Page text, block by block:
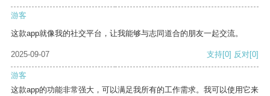
游客
这款app就像我的社交平台，让我能够与志同道合的朋友一起交流。
2025-09-07 支持[0] 反对[0]
游客
这款app的功能非常强大，可以满足我所有的工作需求。我可以使用它来